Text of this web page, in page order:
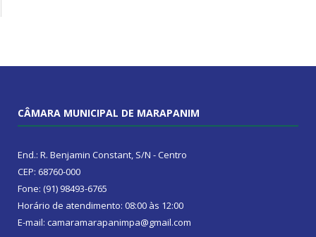
CÂMARA MUNICIPAL DE MARAPANIM
End.: R. Benjamin Constant, S/N - Centro
CEP: 68760-000
Fone: (91) 98493-6765
Horário de atendimento: 08:00 às 12:00
E-mail: camaramarapanimpa@gmail.com